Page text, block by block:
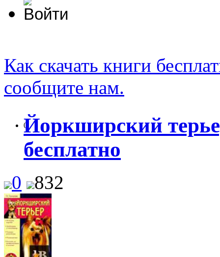
Как скачать книги
сообщите нам.
0
Йоркширский
бесплатно
0 832